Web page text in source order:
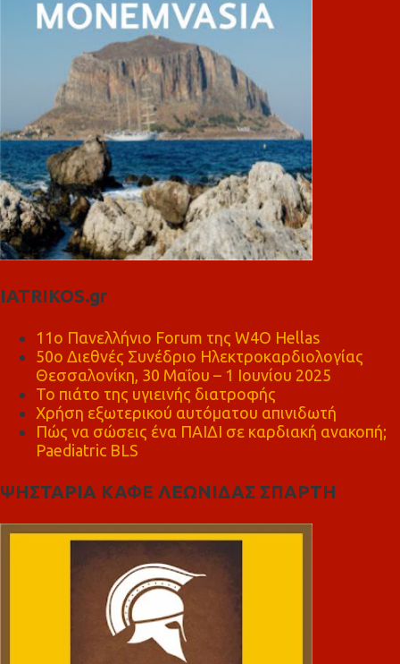
IATRIKOS.gr
11ο Πανελλήνιο Forum της W4O Hellas
50ο Διεθνές Συνέδριο Ηλεκτροκαρδιολογίας
Θεσσαλονίκη, 30 Μαΐου – 1 Ιουνίου 2025
Το πιάτο της υγιεινής διατροφής
Χρήση εξωτερικού αυτόματου απινιδωτή
Πώς να σώσεις ένα ΠΑΙΔΙ σε καρδιακή ανακοπή;
Paediatric BLS
ΨΗΣΤΑΡΙΑ ΚΑΦΕ ΛΕΩΝΙΔΑΣ ΣΠΑΡΤΗ